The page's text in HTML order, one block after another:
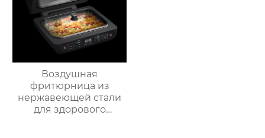
Воздушная
фритюрница из
нержавеющей стали
для здорового